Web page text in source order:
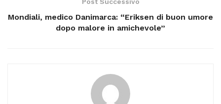
Mondiali, medico Danimarca: “Eriksen di buon umore
dopo malore in amichevole”